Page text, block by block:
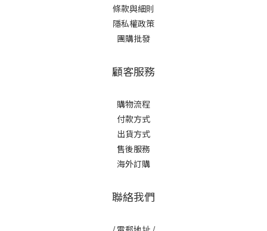
條款與細則
隱私權政策
團購批發
顧客服務
購物流程
付款方式
出貨方式
售後服務
海外訂購
聯絡我們